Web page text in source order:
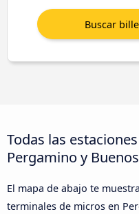
Todas las
Pergamino y
El mapa de abajo te
terminales de micros en